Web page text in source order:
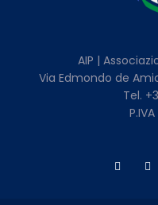
AIP |
Via Edmondo de
Tel.